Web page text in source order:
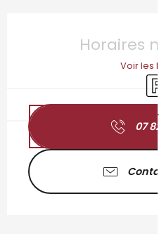
Horaires
Voir les
07